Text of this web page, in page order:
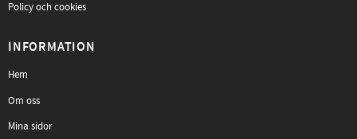
Policy och cookies
INFORMATION
Hem
Om oss
Mina sidor